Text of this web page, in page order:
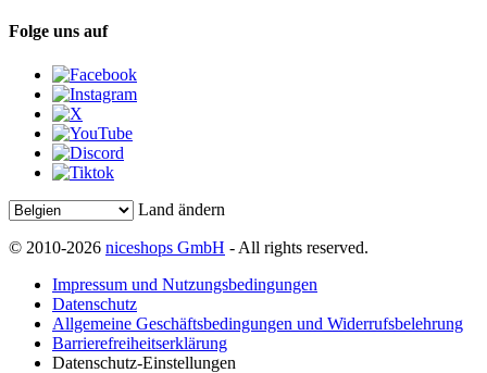
Folge uns auf
Land ändern
© 2010-2026 niceshops GmbH - All rights reserved.
Impressum und Nutzungsbedingungen
Datenschutz
Allgemeine Geschäftsbedingungen und Widerrufsbelehrung
Barrierefreiheitserklärung
Datenschutz-Einstellungen